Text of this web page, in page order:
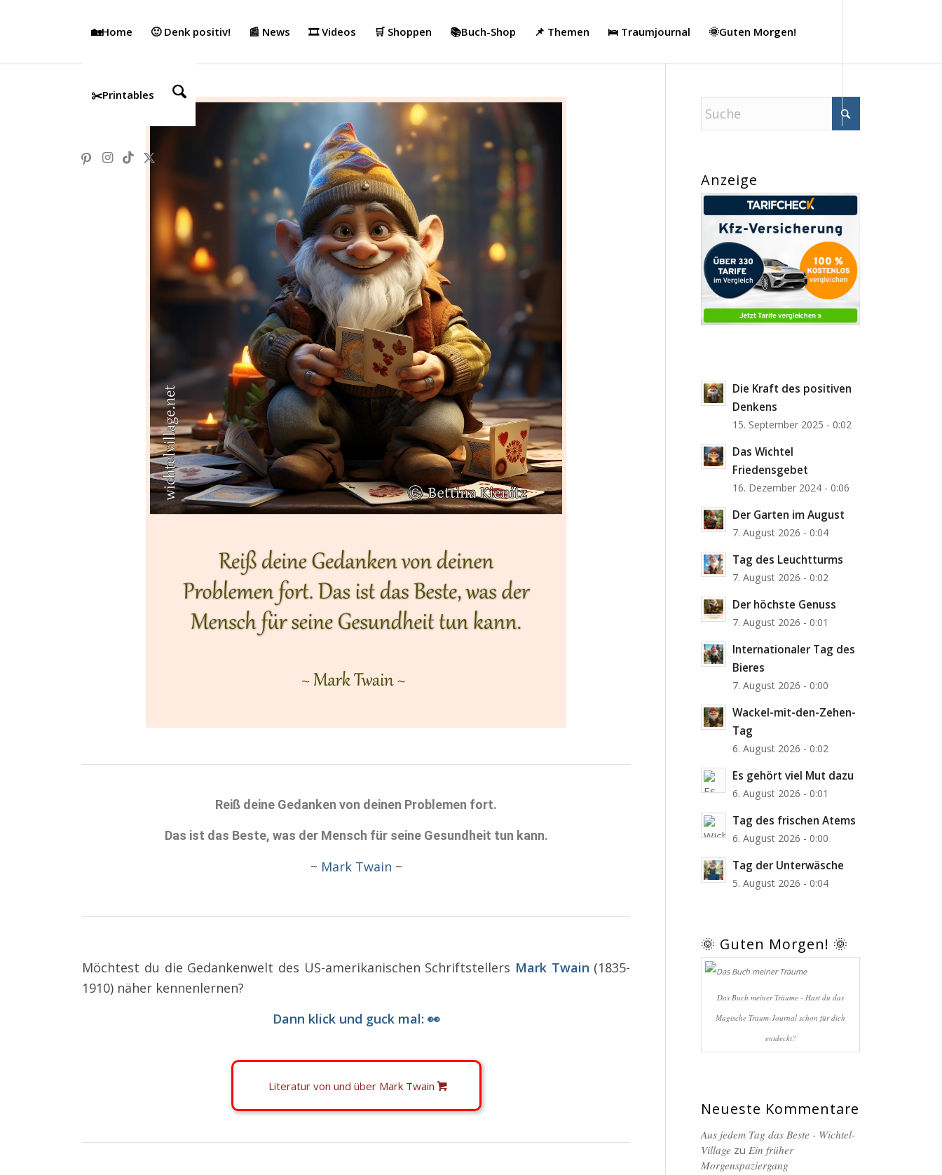
🏡Home 🙂 Denk positiv! 📰 News 🎞️ Videos 🛒 Shoppen 📚Buch-Shop 📌 Themen 🛌 Traumjournal 🌞Guten Morgen!
✂️Printables
Reiß deine Gedanken von deinen Problemen fort.
Das ist das Beste, was der Mensch für seine Gesundheit tun kann.
~ Mark Twain ~
Möchtest du die Gedankenwelt des US-amerikanischen Schriftstellers Mark Twain (1835-
1910) näher kennenlernen?
Dann klick und guck mal: 👀
Literatur von und über Mark Twain
Anzeige
Die Kraft des positiven
Denkens
15. September 2025 - 0:02
Das Wichtel
Friedensgebet
16. Dezember 2024 - 0:06
Der Garten im August
7. August 2026 - 0:04
Tag des Leuchtturms
7. August 2026 - 0:02
Der höchste Genuss
7. August 2026 - 0:01
Internationaler Tag des
Bieres
7. August 2026 - 0:00
Wackel-mit-den-Zehen-
Tag
6. August 2026 - 0:02
Es gehört viel Mut dazu
6. August 2026 - 0:01
Tag des frischen Atems
6. August 2026 - 0:00
Tag der Unterwäsche
5. August 2026 - 0:04
🌞 Guten Morgen! 🌞
Das Buch meiner Träume - Hast du das
Magische Traum-Journal schon für dich
entdeckt?
Neueste Kommentare
Aus jedem Tag das Beste - Wichtel-
Village zu Ein früher
Morgenspaziergang